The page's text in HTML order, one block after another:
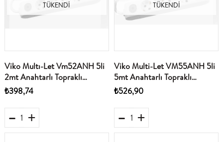
TÜKENDI
Viko Multı-Let Vm52ANH 5li
2mt Anahtarlı Topraklı
Kablolu Çocuk Koruma
90117502
₺398,74
TÜKENDI
Viko Multi-Let VM55ANH 5li
5mt Anahtarlı Topraklı
Kablolu(90117505)
₺526,90